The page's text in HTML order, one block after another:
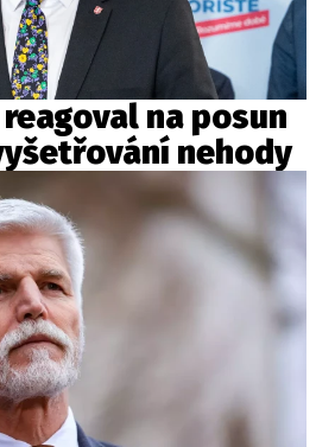
na posun
nehody